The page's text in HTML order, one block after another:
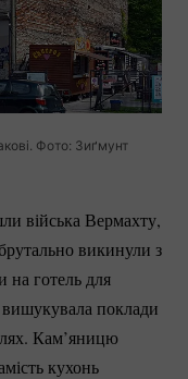
Фото: Зиґмунт
війська Вермахту,
викинули з
на готель для
вишукувала поклади
Кам’яницю
кухонь